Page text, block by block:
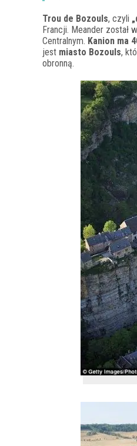
Trou de Bozouls, czyli
Francji. Meander został
Centralnym. Kanion ma
jest miasto Bozouls,
obronną.